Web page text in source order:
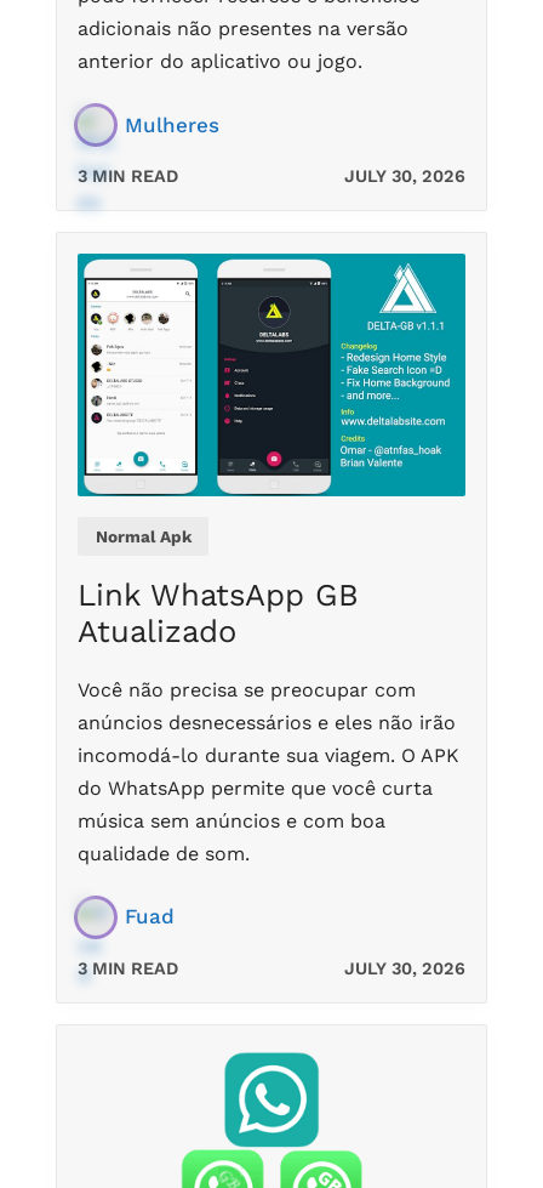
adicionais não presentes na versão
anterior do aplicativo ou jogo.
Mulheres
3 MIN READ JULY 30, 2026
Normal Apk
Link WhatsApp GB
Atualizado
Você não precisa se preocupar com
anúncios desnecessários e eles não irão
incomodá-lo durante sua viagem. O APK
do WhatsApp permite que você curta
música sem anúncios e com boa
qualidade de som.
Fuad
3 MIN READ JULY 30, 2026